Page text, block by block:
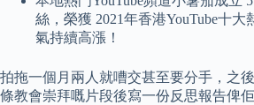
絲，榮獲 2021年香港YouTube十大
氣持續高漲！
拍拖一個月兩人就嘈交甚至要分手，之
條教會崇拜嘅片段後寫一份反思報告俾